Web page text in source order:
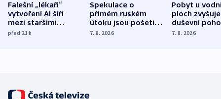
Falešní „lékaři“
vytvoření AI šíří
mezi staršími
Poláky nebezpečné
před 21h
Spekulace o
přímém ruském
útoku jsou pošetilé,
míní estonský
7. 8. 2026
Pobyt u
ploch zvyšuje
duševní
ukázala
7. 8. 2026